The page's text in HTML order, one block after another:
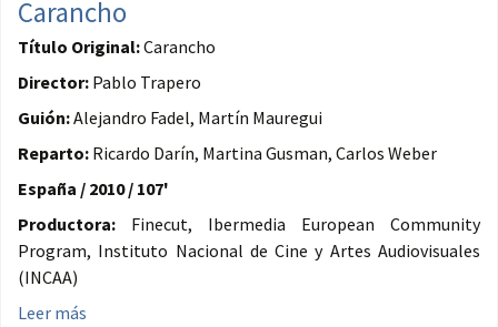
Carancho
Título Original:Carancho
Director: Pablo Trapero
Guión:Alejandro Fadel, Martín Mauregui
Reparto: Ricardo Darín, Martina Gusman, Carlos Weber
España / 2010 / 107'
Productora: Finecut, Ibermedia European Community
Program, Instituto Nacional de Cine y Artes Audiovisuales
(INCAA)
Leer más